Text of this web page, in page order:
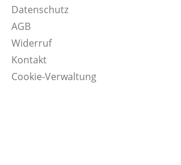
Datenschutz
AGB
Widerruf
Kontakt
Cookie-Verwaltung